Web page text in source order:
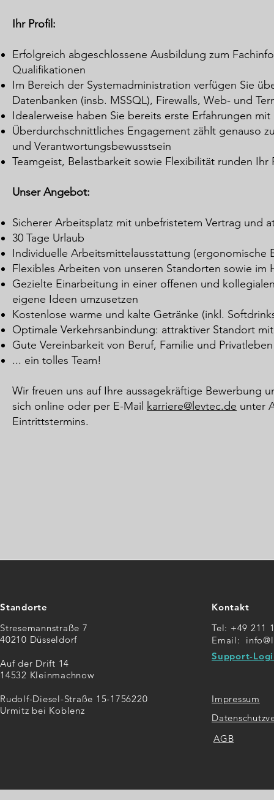
Ihr Profil:
Erfolgreich abgeschlossene Ausbildung zum
Qualifikationen
Im Bereich der Systemadministration verfügen Sie
Datenbanken (insb. MSSQL), Firewalls, Web- und
Idealerweise haben Sie bereits erste Erfahrungen
Überdurchschnittliches Engagement zählt genauso
und Verantwortungsbewusstsein
Teamgeist, Belastbarkeit sowie Flexibilität runden Ihr
Unser Angebot:
Sicherer Arbeitsplatz mit unbefristetem Vertrag und
30 Tage Urlaub
Individuelle Arbeitsmittelausstattung (ergonomische
Flexibles Arbeiten von unseren Standorten sowie im
Gezielte Einarbeitung in einer offenen und
eigene Ideen umzusetzen
Kostenlose warme und kalte Getränke (inkl.
Optimale Verkehrsanbindung: attraktiver Standort
Gute Vereinbarkeit von Beruf, Familie und Privatleben
... ein tolles Team!
Wir freuen uns auf Ihre aussagekräftige Bewerbung
sich online oder per E-Mail karriere@levtec.de unter
Eintrittstermins.
Standorte
Stresemannstraße 7
40210 Düsseldorf
Auf der Drift 14
14532 Kleinmachnow
Rudolf-Diesel-Straße 15-1756220
Urmitz bei Koblenz
Kontakt
Tel: +49 211
Email:
Support-
Impressum
AGB